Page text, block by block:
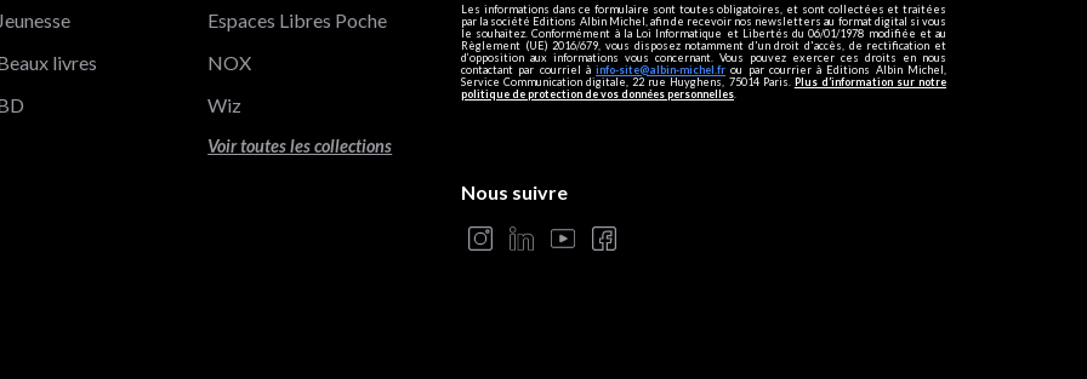
Les informations dans ce formulaire sont toutes obligatoires, et sont collectées et traitées
par la société Editions Albin Michel, afin de recevoir nos newsletters au format digital si vous
le souhaitez. Conformément à la Loi Informatique et Libertés du 06/01/1978 modifiée et au
Règlement (UE) 2016/679, vous disposez notamment d'un droit d'accès, de rectification et
d’opposition aux informations vous concernant. Vous pouvez exercer ces droits en nous
contactant par courriel àinfo-site@albin-michel.fr ou par courrier à Editions Albin Michel,
Service Communication digitale, 22 rue Huyghens, 75014 Paris. Plus d’information sur notre
politique de protection de vos données personnelles
Jeunesse
livres
Espaces Libres Poche
NOX
Wiz
Voir toutes les collections
Nous suivre